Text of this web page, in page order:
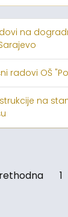
na
radovi OŠ
na
1